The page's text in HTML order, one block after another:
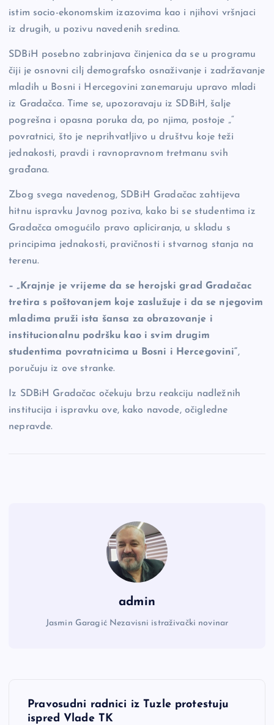
istim socio-ekonomskim izazovima kao i njihovi vršnjaci
iz drugih, u pozivu navedenih sredina.
SDBiH posebno zabrinjava činjenica da se u programu
čiji je osnovni cilj demografsko osnaživanje i zadržavanje
mladih u Bosni i Hercegovini zanemaruju upravo mladi
iz Gradačca. Time se, upozoravaju iz SDBiH, šalje
pogrešna i opasna poruka da, po njima, postoje „“
povratnici, što je neprihvatljivo u društvu koje teži
jednakosti, pravdi i ravnopravnom tretmanu svih
građana.
Zbog svega navedenog, SDBiH Gradačac zahtijeva
hitnu ispravku Javnog poziva, kako bi se studentima iz
Gradačca omogućilo pravo apliciranja, u skladu s
principima jednakosti, pravičnosti i stvarnog stanja na
terenu.
– „Krajnje je vrijeme da se herojski grad Gradačac
tretira s poštovanjem koje zaslužuje i da se njegovim
mladima pruži ista šansa za obrazovanje i
institucionalnu podršku kao i svim drugim
studentima povratnicima u Bosni i Hercegovini“,
poručuju iz ove stranke.
Iz SDBiH Gradačac očekuju brzu reakciju nadležnih
institucija i ispravku ove, kako navode, očigledne
nepravde.
admin
Jasmin Garagić Nezavisni istraživački novinar
NPravosudni radnici iz Tuzle protestuju
ispred Vlade TK